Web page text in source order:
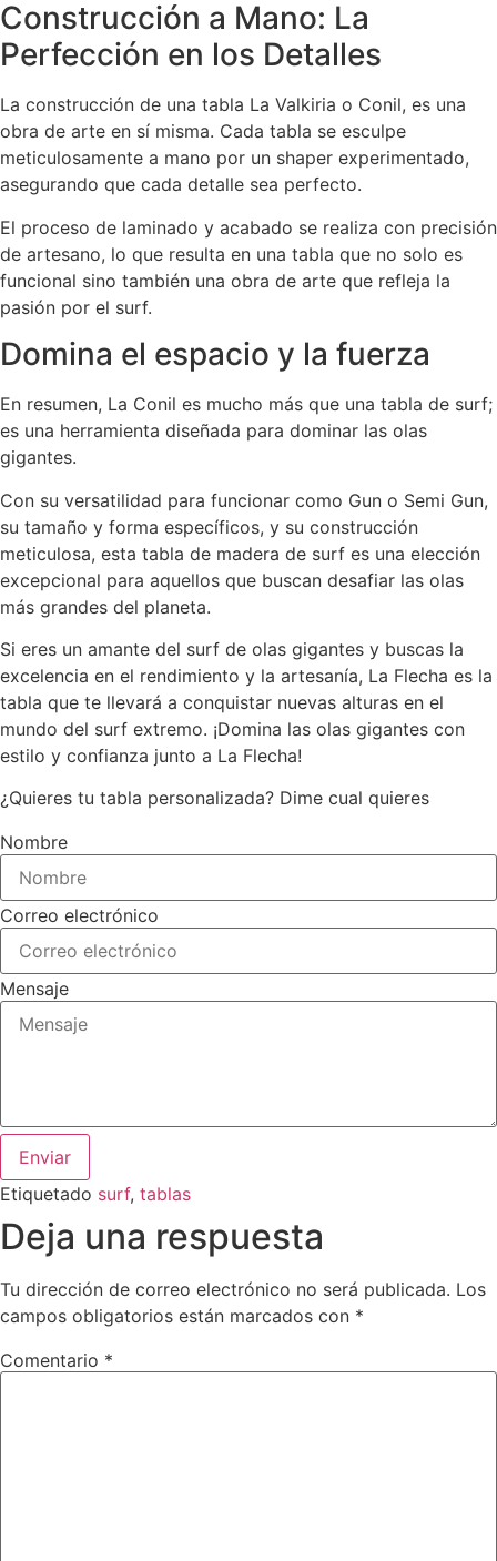
Construcción a Mano: La
Perfección en los Detalles
La construcción de una tabla La Valkiria o Conil, es una
obra de arte en sí misma. Cada tabla se esculpe
meticulosamente a mano por un shaper experimentado,
asegurando que cada detalle sea perfecto.
El proceso de laminado y acabado se realiza con precisión
de artesano, lo que resulta en una tabla que no solo es
funcional sino también una obra de arte que refleja la
pasión por el surf.
Domina el espacio y la fuerza
En resumen, La Conil es mucho más que una tabla de surf;
es una herramienta diseñada para dominar las olas
gigantes.
Con su versatilidad para funcionar como Gun o Semi Gun,
su tamaño y forma específicos, y su construcción
meticulosa, esta tabla de madera de surf es una elección
excepcional para aquellos que buscan desafiar las olas
más grandes del planeta.
Si eres un amante del surf de olas gigantes y buscas la
excelencia en el rendimiento y la artesanía, La Flecha es la
tabla que te llevará a conquistar nuevas alturas en el
mundo del surf extremo. ¡Domina las olas gigantes con
estilo y confianza junto a La Flecha!
¿Quieres tu tabla personalizada? Dime cual quieres
Nombre
Correo electrónico
Mensaje
Enviar
Etiquetado surf, tablas
Deja una respuesta
Tu dirección de correo electrónico no será publicada. Los
campos obligatorios están marcados con *
Comentario *